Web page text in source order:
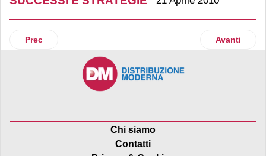
Articolo precedente: Sogegross scommette sulla logistica
Prec Articolo
Avanti
Chi siamo
Contatti